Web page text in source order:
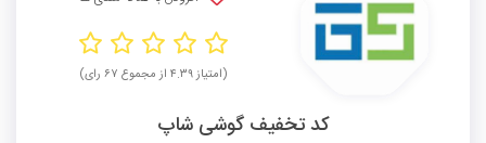
(امتیاز ۴.۳۹ از مجموع ۶۷ رای)
کد تخفیف گوشی شاپ